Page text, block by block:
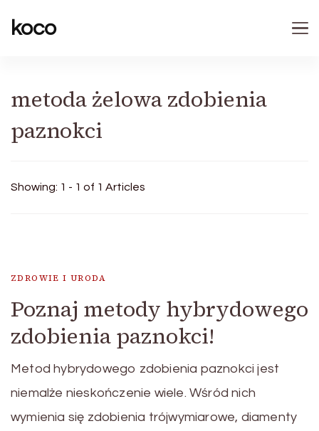
koco
metoda żelowa zdobienia
paznokci
Showing: 1 - 1 of 1 Articles
ZDROWIE I URODA
Poznaj metody hybrydowego
zdobienia paznokci!
Metod hybrydowego zdobienia paznokci jest
niemalże nieskończenie wiele. Wśród nich
wymienia się zdobienia trójwymiarowe, diamenty